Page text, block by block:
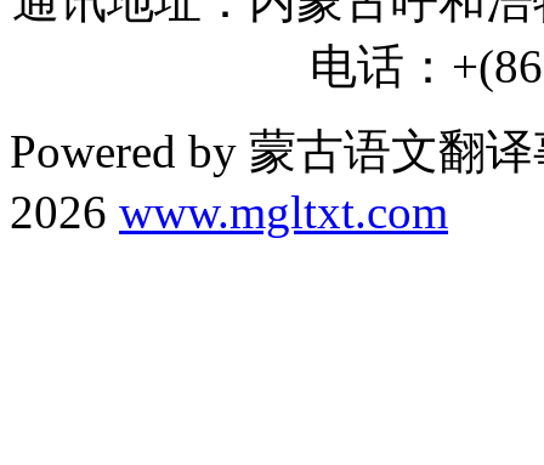
电话：
Powered by 蒙古语文翻
2026 www.mgltxt.com